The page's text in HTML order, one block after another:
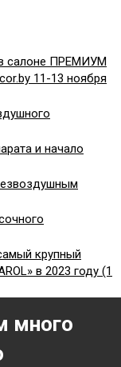
в салоне ПРЕМИУМ
11-13 ноября
и начало
крупный
в 2023 году (1
много